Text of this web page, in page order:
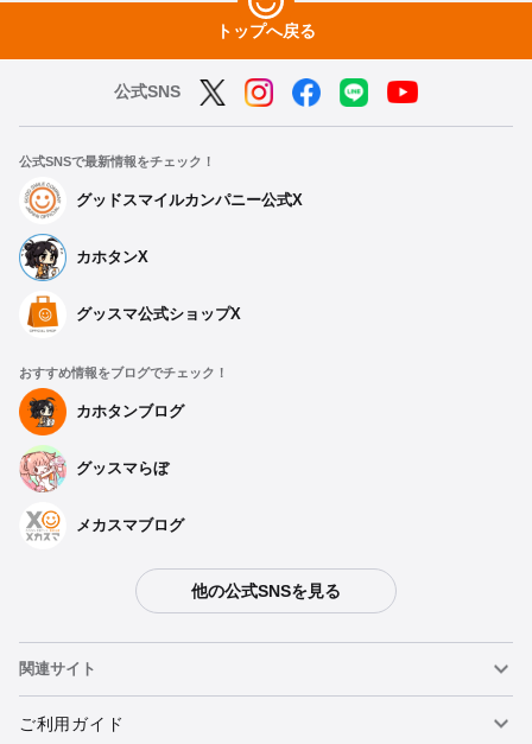
トップへ戻る
公式SNS
公式SNSで最新情報をチェック！
グッドスマイルカンパニー公式X
カホタンX
グッスマ公式ショップX
おすすめ情報をブログでチェック！
カホタンブログ
グッスマらぼ
メカスマブログ
他の公式SNSを見る
関連サイト
ねんどろいど
ご利用ガイド